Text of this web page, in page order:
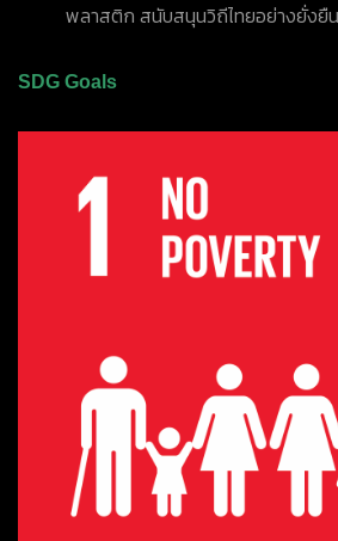
พลาสติก สนับสนุนวิถีไทยอย่างยั่งยืน
SDG Goals